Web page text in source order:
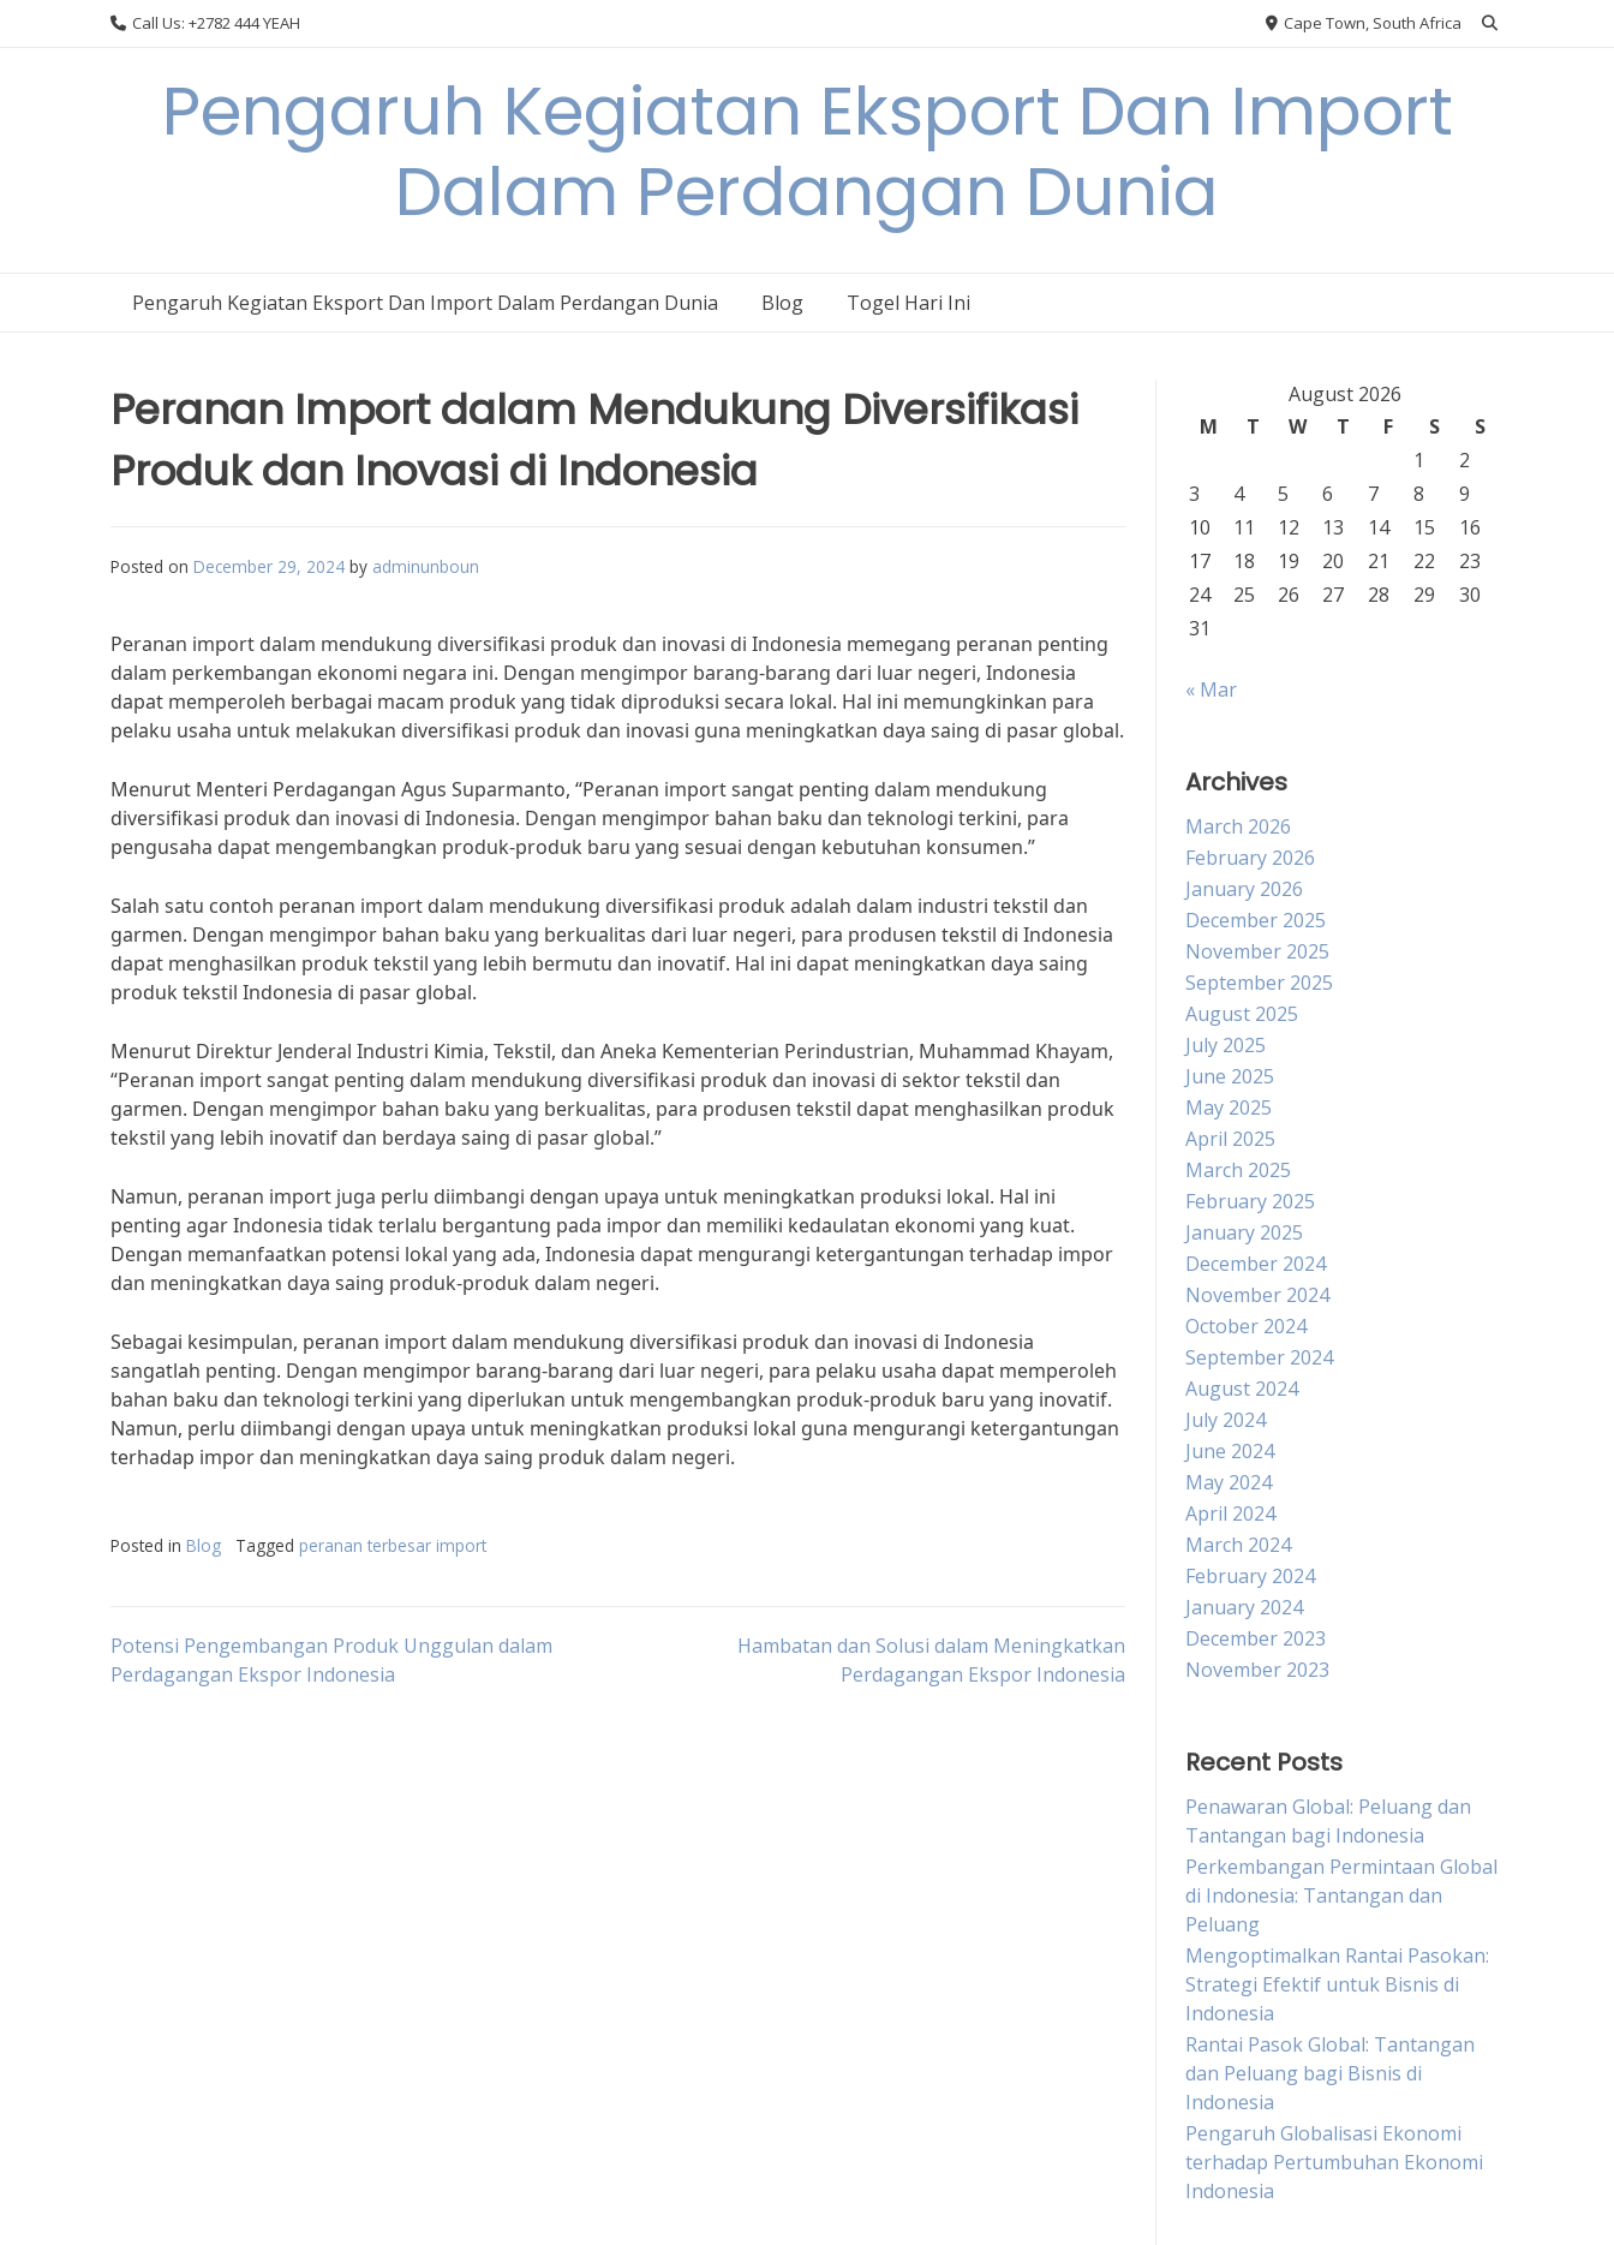
Call Us: +2782 444 YEAH Cape Town, South Africa
Pengaruh Kegiatan Eksport Dan Import
Dalam Perdangan Dunia
Pengaruh Kegiatan Eksport Dan Import Dalam Perdangan Dunia Blog Togel Hari Ini
Peranan Import dalam Mendukung Diversifikasi
Produk dan Inovasi di Indonesia
Posted on December 29, 2024 by adminunboun
Peranan import dalam mendukung diversifikasi produk dan inovasi di Indonesia memegang peranan penting
dalam perkembangan ekonomi negara ini. Dengan mengimpor barang-barang dari luar negeri, Indonesia
dapat memperoleh berbagai macam produk yang tidak diproduksi secara lokal. Hal ini memungkinkan para
pelaku usaha untuk melakukan diversifikasi produk dan inovasi guna meningkatkan daya saing di pasar global.
Menurut Menteri Perdagangan Agus Suparmanto, “Peranan import sangat penting dalam mendukung
diversifikasi produk dan inovasi di Indonesia. Dengan mengimpor bahan baku dan teknologi terkini, para
pengusaha dapat mengembangkan produk-produk baru yang sesuai dengan kebutuhan konsumen.”
Salah satu contoh peranan import dalam mendukung diversifikasi produk adalah dalam industri tekstil dan
garmen. Dengan mengimpor bahan baku yang berkualitas dari luar negeri, para produsen tekstil di Indonesia
dapat menghasilkan produk tekstil yang lebih bermutu dan inovatif. Hal ini dapat meningkatkan daya saing
produk tekstil Indonesia di pasar global.
Menurut Direktur Jenderal Industri Kimia, Tekstil, dan Aneka Kementerian Perindustrian, Muhammad Khayam,
“Peranan import sangat penting dalam mendukung diversifikasi produk dan inovasi di sektor tekstil dan
garmen. Dengan mengimpor bahan baku yang berkualitas, para produsen tekstil dapat menghasilkan produk
tekstil yang lebih inovatif dan berdaya saing di pasar global.”
Namun, peranan import juga perlu diimbangi dengan upaya untuk meningkatkan produksi lokal. Hal ini
penting agar Indonesia tidak terlalu bergantung pada impor dan memiliki kedaulatan ekonomi yang kuat.
Dengan memanfaatkan potensi lokal yang ada, Indonesia dapat mengurangi ketergantungan terhadap impor
dan meningkatkan daya saing produk-produk dalam negeri.
Sebagai kesimpulan, peranan import dalam mendukung diversifikasi produk dan inovasi di Indonesia
sangatlah penting. Dengan mengimpor barang-barang dari luar negeri, para pelaku usaha dapat memperoleh
bahan baku dan teknologi terkini yang diperlukan untuk mengembangkan produk-produk baru yang inovatif.
Namun, perlu diimbangi dengan upaya untuk meningkatkan produksi lokal guna mengurangi ketergantungan
terhadap impor dan meningkatkan daya saing produk dalam negeri.
Posted in Blog Tagged peranan terbesar import
Post
Potensi Pengembangan Produk Unggulan dalam
Perdagangan Ekspor Indonesia
Hambatan dan Solusi dalam Meningkatkan
Perdagangan Ekspor Indonesia
August 2026
M
T W T F S
S
1
2
3
4 5 6 7 8
9
10
11 12 13 14 15
16
17
18 19 20 21 22
23
24
25 26 27 28 29
30
31
« Mar
Archives
March 2026
February 2026
January 2026
December 2025
November 2025
September 2025
August 2025
July 2025
June 2025
May 2025
April 2025
March 2025
February 2025
January 2025
December 2024
November 2024
October 2024
September 2024
August 2024
July 2024
June 2024
May 2024
April 2024
March 2024
February 2024
January 2024
December 2023
November 2023
Recent Posts
Penawaran Global: Peluang dan
Tantangan bagi Indonesia
Perkembangan Permintaan Global
di Indonesia: Tantangan dan
Peluang
Mengoptimalkan Rantai Pasokan:
Strategi Efektif untuk Bisnis di
Indonesia
Rantai Pasok Global: Tantangan
dan Peluang bagi Bisnis di
Indonesia
Pengaruh Globalisasi Ekonomi
terhadap Pertumbuhan Ekonomi
Indonesia